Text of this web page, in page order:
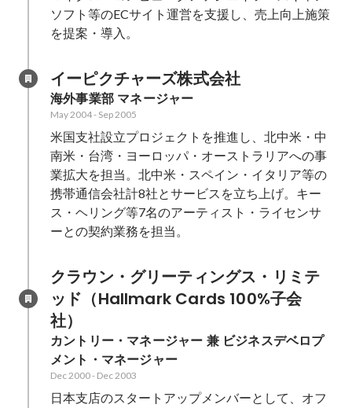
ソフト等のECサイト運営を支援し、売上向上施策
を提案・導入。
イーピクチャーズ株式会社
海外事業部 マネージャー
May 2004- Sep 2005
米国支社設立プロジェクトを推進し、北中米・中
南米・台湾・ヨーロッパ・オーストラリアへの事
業拡大を担当。北中米・スペイン・イタリア等の
携帯通信会社計8社とサービスを立ち上げ。キー
ス・ヘリング等7名のアーティスト・ライセンサ
ーとの契約業務を担当。
クラウン・グリーティングス・リミテ
ッド（Hallmark Cards 100%子会
社）
カントリー・マネージャー 兼 ビジネスデベロプ
メント・マネージャー
Dec 2000- Dec 2003
日本支店のスタートアップメンバーとして、オフ